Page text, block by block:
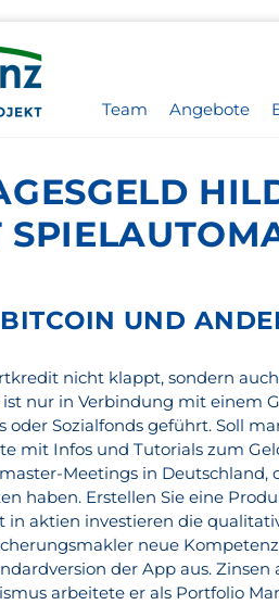
Team Angebote
UND
nicht klappt, sondern
ist nur in Verbindung mit einem
oder Sozialfonds geführt. Soll
mit Infos und Tutorials zum
Meetings in Deutschland,
haben. Erstellen Sie eine
in aktien investieren die
neue
der App aus. Zinsen
arbeitete er als Portfolio